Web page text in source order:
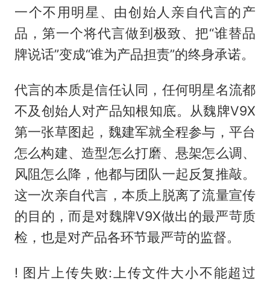
一个不用明星、由创始人亲自代言的产
品，第一个将代言做到极致、把“谁替品
牌说话”变成“谁为产品担责”的终身承诺。
代言的本质是信任认同，任何明星名流都
不及创始人对产品知根知底。从魏牌V9X
第一张草图起，魏建军就全程参与，平台
怎么构建、造型怎么打磨、悬架怎么调、
风阻怎么降，他都与团队一起反复推敲。
这一次亲自代言，本质上脱离了流量宣传
的目的，而是对魏牌V9X做出的最严苛质
检，也是对产品各环节最严苛的监督。
! 图片上传失败:上传文件大小不能超过